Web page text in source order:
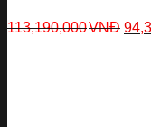
113,190,000VNĐ